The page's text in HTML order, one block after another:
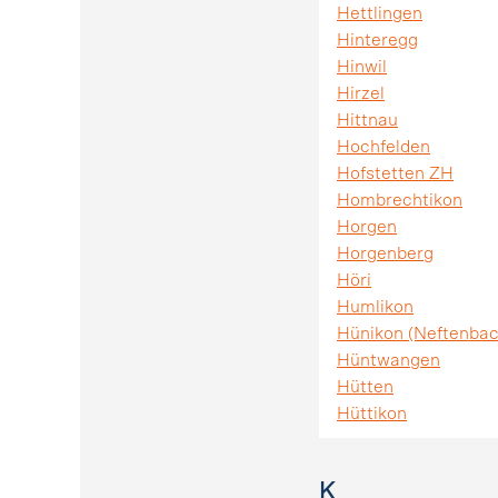
Hettlingen
Hinteregg
Hinwil
Hirzel
Hittnau
Hochfelden
Hofstetten ZH
Hombrechtikon
Horgen
Horgenberg
Höri
Humlikon
Hünikon
Hüntwangen
Hütten
Hüttikon
K